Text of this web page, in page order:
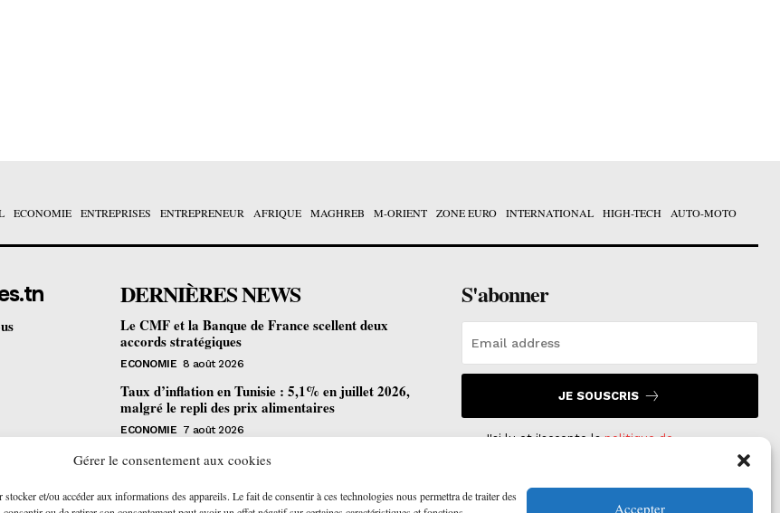
Gérer le consentement aux cookies
et/ou accéder aux informations des appareils. Le fait de consentir à ces technologies nous permettra de traiter des
Accepter
ECONOMIE ENTREPRISES ENTREPRENEUR AFRIQUE MAGHREB M-ORIENT ZONE EURO INTERNATIONAL HIGH-TECH AUTO-MOTO
DERNIÈRES NEWS
Le CMF et la Banque de France scellent deux
accords stratégiques
ECONOMIE 8 août 2026
Taux d’inflation en Tunisie : 5,1% en juillet 2026,
malgré le repli des prix alimentaires
ECONOMIE 7 août 2026
Une formation gratuite en fibre optique ouvre ses
ENTREPRENEUR 6 août 2026
S'abonner
JE SOUSCRIS
J'ai lu et j'accepte lapolitique de